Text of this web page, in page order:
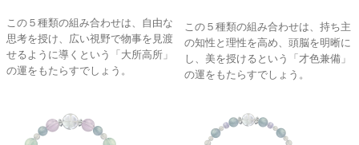
この５種類の組み合わせは、自由な
思考を授け、広い視野で物事を見渡
せるように導くという「大所高所」
の運をもたらすでしょう。
この５種類の組み合わせは、持ち主
の知性と理性を高め、頭脳を明晰に
し、美を授けるという「才色兼備」
の運をもたらすでしょう。